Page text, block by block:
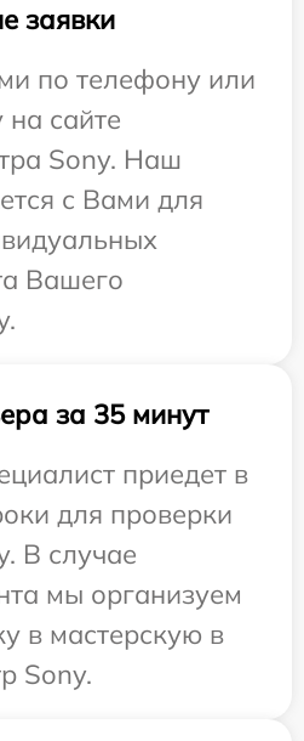
заявки
по телефону или
на сайте
Sony. Наш
с Вами для
Вашего
за 35 минут
приедет в
для проверки
В случае
мы организуем
в мастерскую в
Sony.